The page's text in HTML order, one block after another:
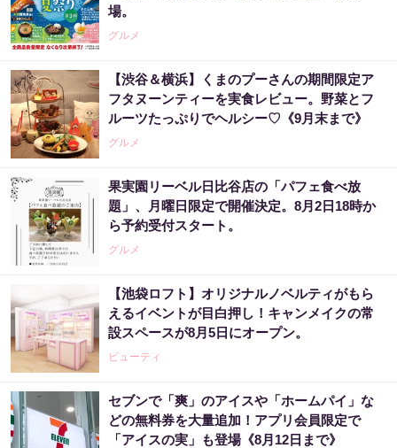
場。
グルメ
【渋谷＆横浜】くまのプーさんの期間限定ア
フタヌーンティーを実食レビュー。野菜とフ
ルーツたっぷりでヘルシー♡《9月末まで》
グルメ
果実園リーベル日比谷店の「パフェ食べ放
題」、月曜日限定で開催決定。8月2日18時か
ら予約受付スタート。
グルメ
【池袋ロフト】オリジナルノベルティがもら
えるイベントが目白押し！キャンメイクの常
設スペースが8月5日にオープン。
ビューティ
セブンで「爽」のアイスや「ホームパイ」な
どの無料券を大量追加！アプリ会員限定で
「アイスの実」も登場《8月12日まで》